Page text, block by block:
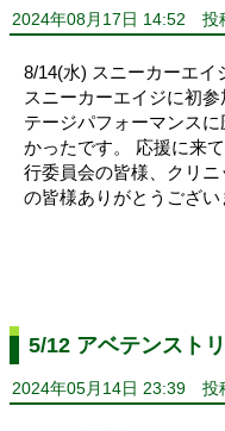
2024年08月17日 14:52 投
8/14(水) スニーカーエ
スニーカーエイジに初
テージパフォーマンス
かったです。 応援に来
行委員会の皆様、クリ
の皆様ありがとうござ
5/12 アベテンスト
2024年05月14日 23:39 投